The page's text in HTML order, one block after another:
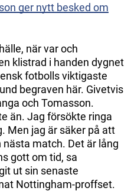
ger nytt besked om
när var och
klistrad i handen dygnet
fotbolls viktigaste
begraven här. Givetvis
och Tomasson.
än. Jag försökte ringa
Men jag är säker på att
match. Det är lång
gott om tid, sa
ut sin senaste
Nottingham-proffset.